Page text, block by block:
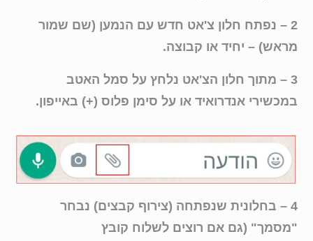
2 – נפתח חלון צ'אט חדש עם הנמען (שם שמור
מראש) – יחיד או קבוצה.
3 – מתוך חלון הצ'אט נלחץ על סמל האטב
במכשירי אנדרואיד או על סימן פלוס (+) באייפון.
4 – בחלונית שנפתחה (צירוף קבצים) נבחר
"מסמך" (גם אם רוצים לשלוח קובץ